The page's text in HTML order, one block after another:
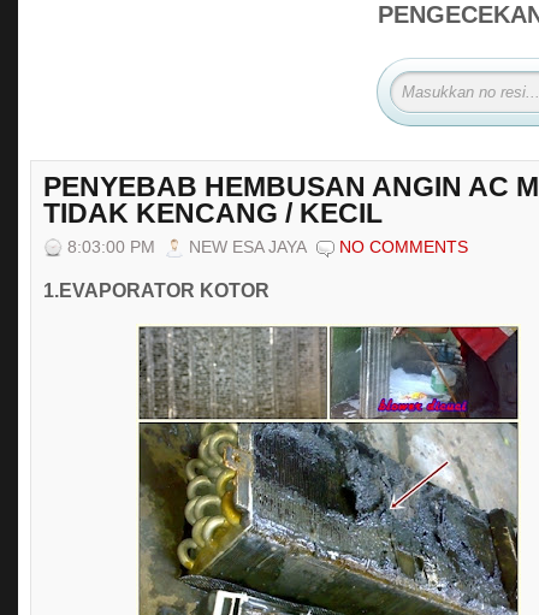
PENYEBAB HEMBUSAN ANGIN AC
TIDAK KENCANG / KECIL
8:03:00 PM NEW ESA JAYA NO COMMENTS
1.EVAPORATOR KOTOR